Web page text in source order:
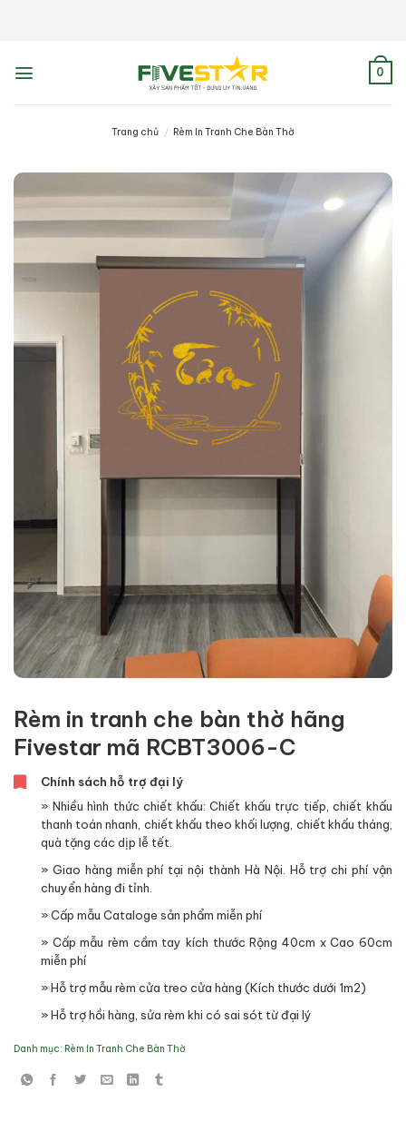
0
Trang chủ / Rèm In Tranh Che Bàn Thờ
Rèm in tranh che bàn thờ hãng
Fivestar mã RCBT3006-C
Chính sách hỗ trợ đại lý
» Nhiều hình thức chiết khấu: Chiết khấu trực tiếp, chiết khấu
thanh toán nhanh, chiết khấu theo khối lượng, chiết khấu tháng,
quà tặng các dịp lễ tết.
» Giao hàng miễn phí tại nội thành Hà Nội. Hỗ trợ chi phí vận
chuyển hàng đi tỉnh.
» Cấp mẫu Cataloge sản phẩm miễn phí
» Cấp mẫu rèm cầm tay kích thước Rộng 40cm x Cao 60cm
miễn phí
» Hỗ trợ mẫu rèm cửa treo cửa hàng (Kích thước dưới 1m2)
» Hỗ trợ hồi hàng, sửa rèm khi có sai sót từ đại lý
Danh mục: Rèm In Tranh Che Bàn Thờ